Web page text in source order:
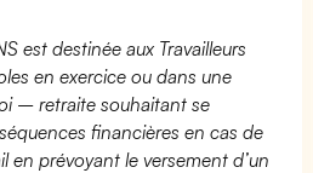
est destinée aux Travailleurs
en exercice ou dans une
– retraite souhaitant se
financières en cas de
en prévoyant le versement d’un